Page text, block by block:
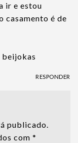
ir e estou
casamento é de
beijokas
RESPONDER
publicado.
com *